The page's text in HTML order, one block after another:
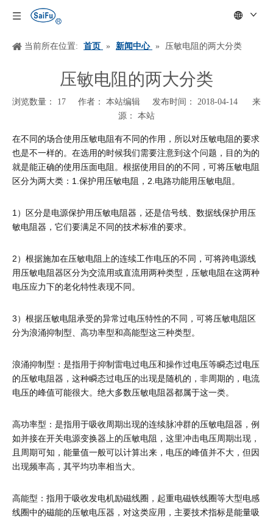
当前所在位置: 首页 » 新闻中心 » 压敏电阻的两大分类
压敏电阻的两大分类
浏览数量： 17 作者： 本站编辑 发布时间： 2018-04-14 来
源： 本站
["wechat","weibo","qzone","douban","email"]
在不同的场合使用压敏电阻有不同的作用，所以对压敏电阻的要求
也是不一样的。在选用的时候我们需要注意到这个问题，目的为的
就是能正确的使用压面电阻。根据使用目的的不同，可将压敏电阻
区分为两大类： 1. 保护用压敏电阻， 2. 电路功能用压敏电阻。
1 ）区分是电源保护用压敏电阻器，还是信号线、数据线保护用压
敏电阻器，它们要满足不同的技术标准的要求。
2 ）根据施加在压敏电阻上的连续工作电压的不同，可将跨电源线
用压敏电阻器区分为交流用或直流用两种类型，压敏电阻在这两种
电压应力下的老化特性表现不同。
3 ）根据压敏电阻承受的异常过电压特性的不同，可将压敏电阻区
分为浪涌抑制型、高功率型和高能型这三种类型。
浪涌抑制型：是指用于抑制雷电过电压和操作过电压等瞬态过电压
的压敏电阻器，这种瞬态过电压的出现是随机的，非周期的，电流
电压的峰值可能很大。绝大多数压敏电阻器都属于这一类。
高功率型：是指用于吸收周期出现的连续脉冲群的压敏电阻器，例
如并接在开关电源变换器上的压敏电阻，这里冲击电压周期出现，
且周期可知，能量值一般可以计算出来，电压的峰值并不大，但因
出现频率高，其平均功率相当大。
高能型：指用于吸收发电机励磁线圈，起重电磁铁线圈等大型电感
线圈中的磁能的压敏电压器，对这类应用，主要技术指标是能量吸